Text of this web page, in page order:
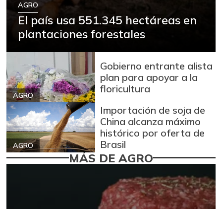
AGRO
El país usa 551.345 hectáreas en
plantaciones forestales
AGRO
Gobierno entrante alista
plan para apoyar a la
floricultura
AGRO
Importación de soja de
China alcanza máximo
histórico por oferta de
Brasil
MÁS DE AGRO